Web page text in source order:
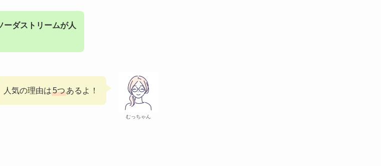
ーダストリームが人
むっちゃん
人気の理由は5つあるよ！